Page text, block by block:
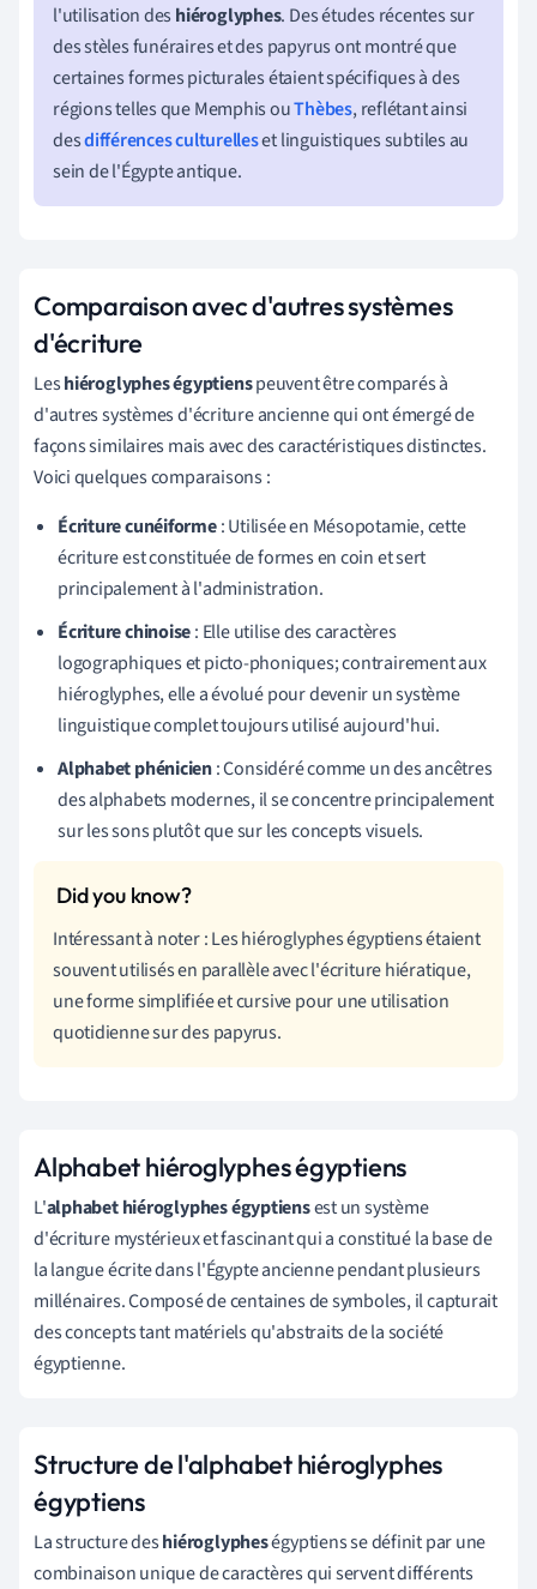
l'utilisation des hiéroglyphes. Des études récentes sur
des stèles funéraires et des papyrus ont montré que
certaines formes picturales étaient spécifiques à des
régions telles que Memphis ouThèbes, reflétant ainsi
desdifférences culturelleset linguistiques subtiles au
sein de l'Égypte antique.
Comparaison avec d'autres systèmes
d'écriture
Leshiéroglyphes égyptienspeuvent être comparés à
d'autres systèmes d'écriture ancienne qui ont émergé de
façons similaires mais avec des caractéristiques distinctes.
Voici quelques comparaisons :
Écriture cunéiforme: Utilisée en Mésopotamie, cette
écriture est constituée de formes en coin et sert
principalement à l'administration.
Écriture chinoise: Elle utilise des caractères
logographiques et picto-phoniques; contrairement aux
hiéroglyphes, elle a évolué pour devenir un système
linguistique complet toujours utilisé aujourd'hui.
Alphabet phénicien: Considéré comme un des ancêtres
des alphabets modernes, il se concentre principalement
sur les sons plutôt que sur les concepts visuels.
Intéressant à noter : Les hiéroglyphes égyptiens étaient
souvent utilisés en parallèle avec l'écriture hiératique,
une forme simplifiée et cursive pour une utilisation
quotidienne sur des papyrus.
Alphabet hiéroglyphes égyptiens
L'alphabet hiéroglyphes égyptiensest un système
d'écriture mystérieux et fascinant qui a constitué la base de
la langue écrite dans l'Égypte ancienne pendant plusieurs
millénaires. Composé de centaines de symboles, il capturait
des concepts tant matériels qu'abstraits de la société
égyptienne.
Structure de l'alphabet hiéroglyphes
égyptiens
La structure deshiéroglypheségyptiens se définit par une
combinaison unique de caractères qui servent différents